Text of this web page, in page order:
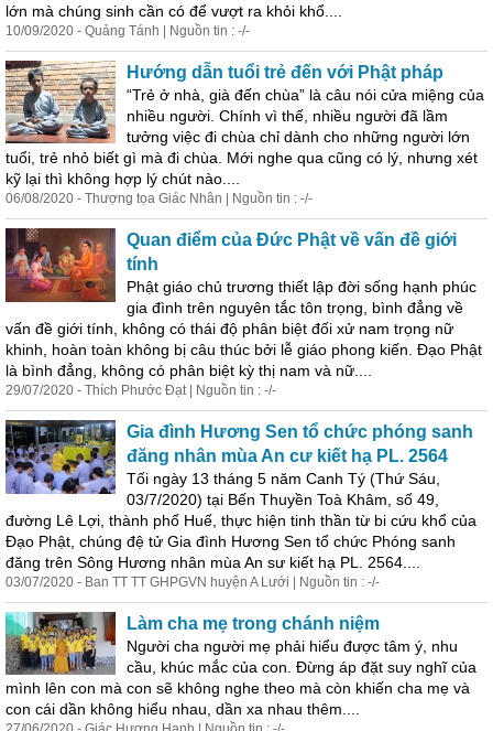
lớn mà chúng sinh cần có để vượt ra khỏi khổ....
10/09/2020 - Quảng Tánh | Nguồn tin : -/-
Hướng dẫn tuổi trẻ đến với Phật pháp
“Trẻ ở nhà, già đến chùa” là câu nói cửa miệng của
nhiều người. Chính vì thế, nhiều người đã lầm
tưởng việc đi chùa chỉ dành cho những người lớn
tuổi, trẻ nhỏ biết gì mà đi chùa. Mới nghe qua cũng có lý, nhưng xét
kỹ lại thì không hợp lý chút nào....
06/08/2020 - Thượng tọa Giác Nhân | Nguồn tin : -/-
Quan điểm của Đức Phật về vấn đề giới
tính
Phật giáo chủ trương thiết lập đời sống hạnh phúc
gia đình trên nguyên tắc tôn trọng, bình đẳng về
vấn đề giới tính, không có thái độ phân biệt đối xử nam trọng nữ
khinh, hoàn toàn không bị câu thúc bởi lễ giáo phong kiến. Đạo Phật
là bình đẳng, không có phân biệt kỳ thị nam và nữ....
29/07/2020 - Thích Phước Đạt | Nguồn tin : -/-
Gia đình Hương Sen tổ chức phóng sanh
đăng nhân mùa An cư kiết hạ PL. 2564
Tối ngày 13 tháng 5 năm Canh Tý (Thứ Sáu,
03/7/2020) tại Bến Thuyền Toà Khâm, số 49,
đường Lê Lợi, thành phố Huế, thực hiện tinh thần từ bi cứu khổ của
Đạo Phật, chúng đệ tử Gia đình Hương Sen tổ chức Phóng sanh
đăng trên Sông Hương nhân mùa An sư kiết hạ PL. 2564....
03/07/2020 - Ban TT TT GHPGVN huyện A Lưới | Nguồn tin : -/-
Làm cha mẹ trong chánh niệm
Người cha người mẹ phải hiểu được tâm ý, nhu
cầu, khúc mắc của con. Đừng áp đặt suy nghĩ của
mình lên con mà con sẽ không nghe theo mà còn khiến cha mẹ và
con cái dần không hiểu nhau, dần xa nhau thêm....